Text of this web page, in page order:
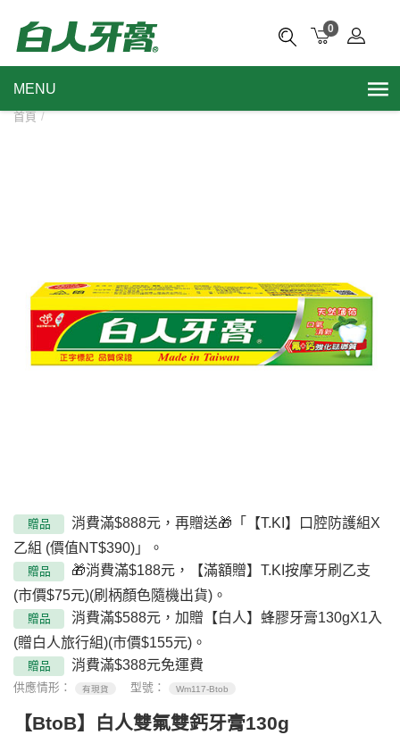
0
MENU
首頁/
贈品
消費滿$888元，再贈送🎁「【T.KI】口腔防護組X
乙組 (價值NT$390)」。
贈品
🎁消費滿$188元，【滿額贈】T.KI按摩牙刷乙支
(市價$75元)(刷柄顏色隨機出貨)。
贈品
消費滿$588元，加贈【白人】蜂膠牙膏130gX1入
(贈白人旅行組)(市價$155元)。
贈品 消費滿$388元免運費
供應情形： 有現貨 型號： Wm117-Btob
【BtoB】白人雙氟雙鈣牙膏130g